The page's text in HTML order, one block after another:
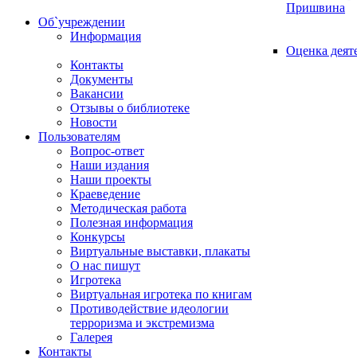
Пришвина
Об`учреждении
Информация
Оценка
Контакты
Документы
Вакансии
Отзывы о библиотеке
Новости
Пользователям
Вопрос-ответ
Наши издания
Наши проекты
Краеведение
Методическая работа
Полезная информация
Конкурсы
Виртуальные выставки, плакаты
О нас пишут
Игротека
Виртуальная игротека по книгам
Противодействие идеологии
терроризма и экстремизма
Галерея
Контакты